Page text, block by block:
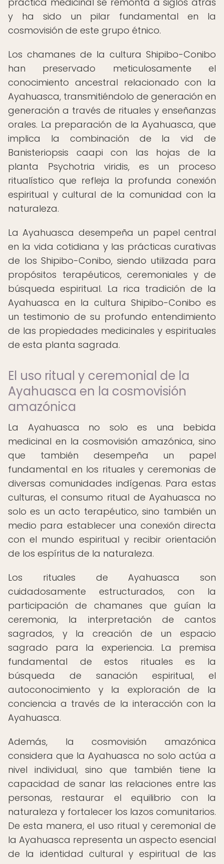
y ha sido un pilar fundamental en la
cosmovisión de este grupo étnico.
Los chamanes de la cultura Shipibo-Conibo
han preservado meticulosamente el
conocimiento ancestral relacionado con la
Ayahuasca, transmitiéndolo de generación en
generación a través de rituales y enseñanzas
orales. La preparación de la Ayahuasca, que
implica la combinación de la vid de
Banisteriopsis caapi con las hojas de la
planta Psychotria viridis, es un proceso
ritualístico que refleja la profunda conexión
espiritual y cultural de la comunidad con la
naturaleza.
La Ayahuasca desempeña un papel central
en la vida cotidiana y las prácticas curativas
de los Shipibo-Conibo, siendo utilizada para
propósitos terapéuticos, ceremoniales y de
búsqueda espiritual. La rica tradición de la
Ayahuasca en la cultura Shipibo-Conibo es
un testimonio de su profundo entendimiento
de las propiedades medicinales y espirituales
de esta planta sagrada.
El uso ritual y ceremonial de la
Ayahuasca en la cosmovisión
amazónica
La Ayahuasca no solo es una bebida
medicinal en la cosmovisión amazónica, sino
que también desempeña un papel
fundamental en los rituales y ceremonias de
diversas comunidades indígenas. Para estas
culturas, el consumo ritual de Ayahuasca no
solo es un acto terapéutico, sino también un
medio para establecer una conexión directa
con el mundo espiritual y recibir orientación
de los espíritus de la naturaleza.
Los rituales de Ayahuasca son
cuidadosamente estructurados, con la
participación de chamanes que guían la
ceremonia, la interpretación de cantos
sagrados, y la creación de un espacio
sagrado para la experiencia. La premisa
fundamental de estos rituales es la
búsqueda de sanación espiritual, el
autoconocimiento y la exploración de la
conciencia a través de la interacción con la
Ayahuasca.
Además, la cosmovisión amazónica
considera que la Ayahuasca no solo actúa a
nivel individual, sino que también tiene la
capacidad de sanar las relaciones entre las
personas, restaurar el equilibrio con la
naturaleza y fortalecer los lazos comunitarios.
De esta manera, el uso ritual y ceremonial de
la Ayahuasca representa un aspecto esencial
de la identidad cultural y espiritual de las